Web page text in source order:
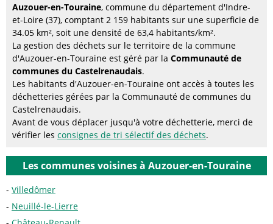
Auzouer-en-Touraine, commune du département d'Indre-
et-Loire (37), comptant 2 159 habitants sur une superficie de
34.05 km², soit une densité de 63,4 habitants/km².
La gestion des déchets sur le territoire de la commune
d'Auzouer-en-Touraine est géré par la Communauté de
communes du Castelrenaudais.
Les habitants d'Auzouer-en-Touraine ont accès à toutes les
déchetteries gérées par la Communauté de communes du
Castelrenaudais.
Avant de vous déplacer jusqu'à votre déchetterie, merci de
vérifier les consignes de tri sélectif des déchets.
Les communes voisines à Auzouer-en-Touraine
Villedômer
Neuillé-le-Lierre